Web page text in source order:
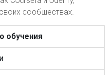
сообществах.
обучения